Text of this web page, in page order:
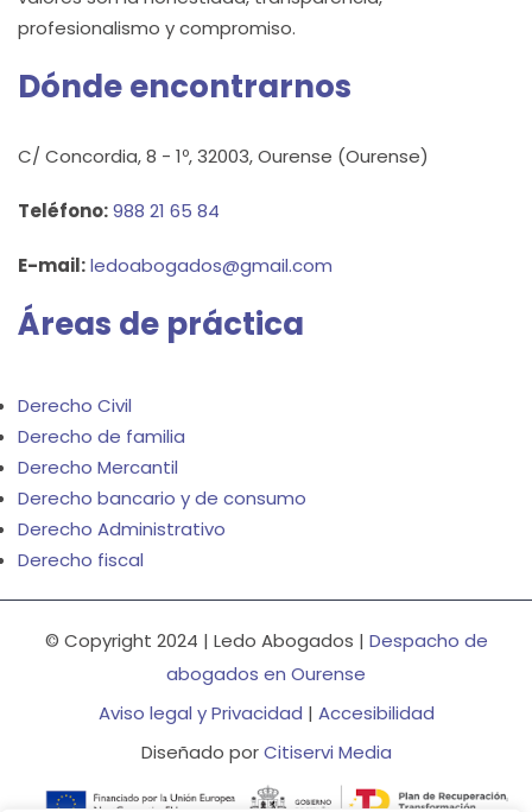
profesionalismo y compromiso.
Dónde encontrarnos
C/ Concordia, 8 - 1º, 32003, Ourense (Ourense)
Teléfono:988 21 65 84
E-mail:ledoabogados@gmail.com
Áreas de práctica
Derecho Civil
Derecho de familia
Derecho Mercantil
Derecho bancario y de consumo
Derecho Administrativo
Derecho fiscal
© Copyright 2024 | Ledo Abogados | Despacho de
abogados en Ourense
Aviso legal y Privacidad | Accesibilidad
Diseñado porCitiservi Media